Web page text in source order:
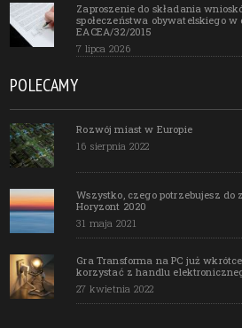
Zaproszenie do składania
społeczeństwa obywatelskiego
EACEA/32/2015
7 lipca 2026
POLECAMY
Rozwój miast w Europie
16 sierpnia 2022
Wszystko, czego potrzebujesz
Horyzont 2020
31 maja 2021
Gra Transforma na PC już
korzystać z handlu
27 kwietnia 2022